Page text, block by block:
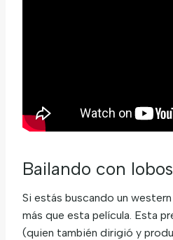
Bailando con lobos
Si estás buscando un
más que esta película. Esta
(quien también dirigió y